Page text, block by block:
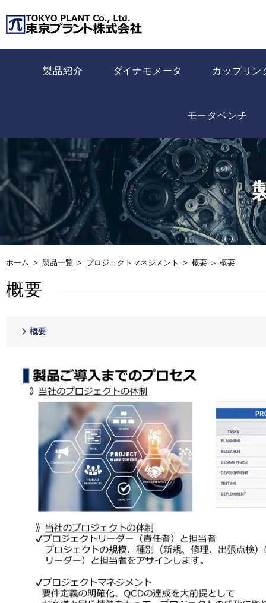
製品紹介 ダイナモメータ カップリン
モータベンチ
ホーム 製品一覧 プロジェクトマネジメント 概要 ＞ 概要
概要
概要